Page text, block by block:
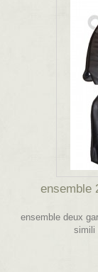
ensemble
ensemble deux
simili